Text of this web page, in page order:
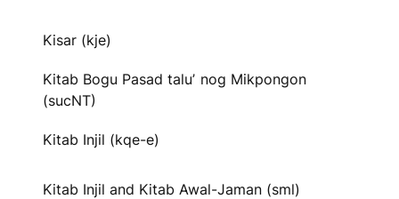
Kisar (kje)
Kitab Bogu Pasad taluʼ nog Mikpongon
(sucNT)
Kitab Injil (kqe-e)
Kitab Injil and Kitab Awal-Jaman (sml)